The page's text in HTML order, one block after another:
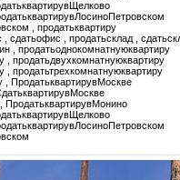
, продатьквартиру
сдатьофис , продатьсклад ,
, продатьоднокомнатнуюквартиру
, продатьдвухкомнатнуюквартиру
, продатьтрехкомнатнуюквартиру
, ПродатьквартирувМоскве
ПродатьквартирувМонино